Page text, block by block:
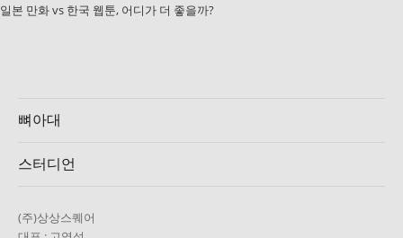
일본 만화 vs 한국 웹툰, 어디가 더 좋을까?
뼈아대
스터디언
(주)상상스퀘어